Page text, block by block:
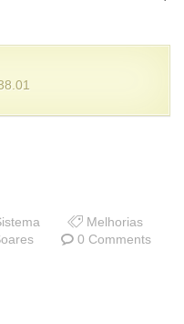
Melhorias
0 Comments